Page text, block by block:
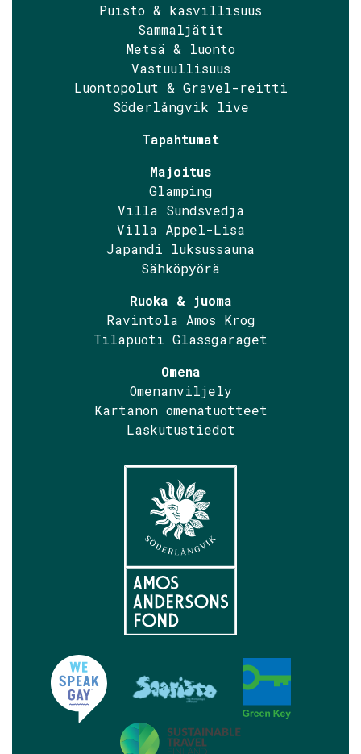
Puisto & kasvillisuus
Sammaljätit
Metsä & luonto
Vastuullisuus
Luontopolut & Gravel-reitti
Söderlångvik live
Tapahtumat
Majoitus
Glamping
Villa Sundsvedja
Villa Äppel-Lisa
Japandi luksussauna
Sähköpyörä
Ruoka & juoma
Ravintola Amos Krog
Tilapuoti Glassgaraget
Omena
Omenanviljely
Kartanon omenatuotteet
Laskutustiedot